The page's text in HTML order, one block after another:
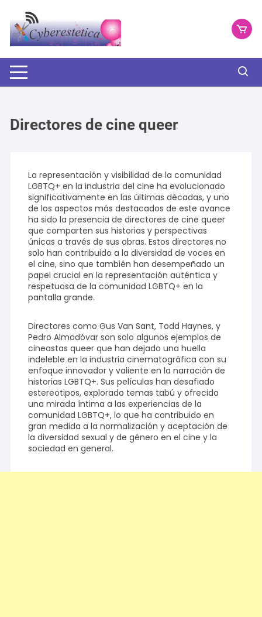
contenido
Directores de cine queer
La representación y visibilidad de la comunidad
LGBTQ+ en la industria del cine ha evolucionado
significativamente en las últimas décadas, y uno
de los aspectos más destacados de este avance
ha sido la presencia de directores de cine queer
que comparten sus historias y perspectivas
únicas a través de sus obras. Estos directores no
solo han contribuido a la diversidad de voces en
el cine, sino que también han desempeñado un
papel crucial en la representación auténtica y
respetuosa de la comunidad LGBTQ+ en la
pantalla grande.
Directores como Gus Van Sant, Todd Haynes, y
Pedro Almodóvar son solo algunos ejemplos de
cineastas queer que han dejado una huella
indeleble en la industria cinematográfica con su
enfoque innovador y valiente en la narración de
historias LGBTQ+. Sus películas han desafiado
estereotipos, explorado temas tabú y ofrecido
una mirada íntima a las experiencias de la
comunidad LGBTQ+, lo que ha contribuido en
gran medida a la normalización y aceptación de
la diversidad sexual y de género en el cine y la
sociedad en general.